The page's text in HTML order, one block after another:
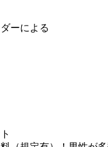
ーによる